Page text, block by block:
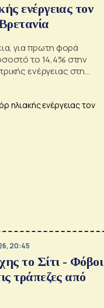
ενέργειας τον
για πρωτη φορά
το 14,4% στην
ενέργειας στη
20:45
το Σίτι - Φόβοι
τράπεζες από